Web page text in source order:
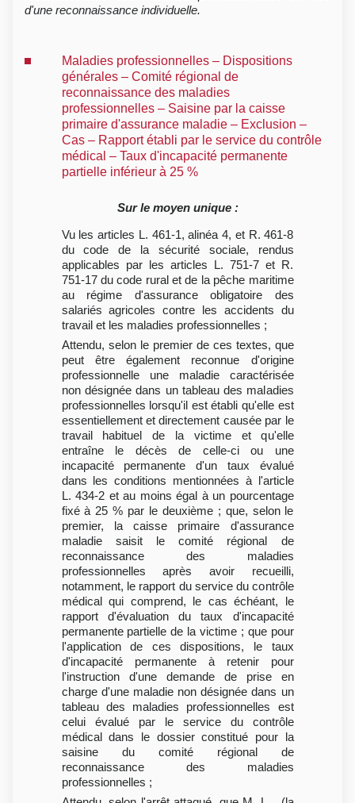
d'une reconnaissance individuelle.
Maladies professionnelles – Dispositions
générales – Comité régional de
reconnaissance des maladies
professionnelles – Saisine par la caisse
primaire d'assurance maladie – Exclusion –
Cas – Rapport établi par le service du contrôle
médical – Taux d'incapacité permanente
partielle inférieur à 25 %
Sur le moyen unique :
Vu les articles L. 461-1, alinéa 4, et R. 461-8
du code de la sécurité sociale, rendus
applicables par les articles L. 751-7 et R.
751-17 du code rural et de la pêche maritime
au régime d'assurance obligatoire des
salariés agricoles contre les accidents du
travail et les maladies professionnelles ;
Attendu, selon le premier de ces textes, que
peut être également reconnue d'origine
professionnelle une maladie caractérisée
non désignée dans un tableau des maladies
professionnelles lorsqu'il est établi qu'elle est
essentiellement et directement causée par le
travail habituel de la victime et qu'elle
entraîne le décès de celle-ci ou une
incapacité permanente d'un taux évalué
dans les conditions mentionnées à l'article
L. 434-2 et au moins égal à un pourcentage
fixé à 25 % par le deuxième ; que, selon le
premier, la caisse primaire d'assurance
maladie saisit le comité régional de
reconnaissance des maladies
professionnelles après avoir recueilli,
notamment, le rapport du service du contrôle
médical qui comprend, le cas échéant, le
rapport d'évaluation du taux d'incapacité
permanente partielle de la victime ; que pour
l'application de ces dispositions, le taux
d'incapacité permanente à retenir pour
l'instruction d'une demande de prise en
charge d'une maladie non désignée dans un
tableau des maladies professionnelles est
celui évalué par le service du contrôle
médical dans le dossier constitué pour la
saisine du comité régional de
reconnaissance des maladies
professionnelles ;